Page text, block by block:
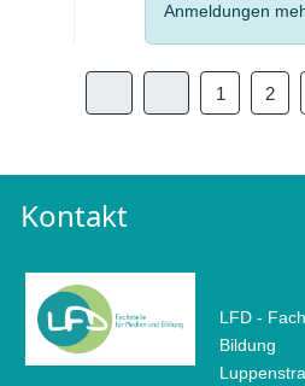
Anmeldungen
1 2
Kontakt
LFD -
Bildung